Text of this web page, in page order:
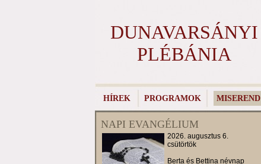
DUNAVARSÁNYI
PLÉBÁNIA
HÍREK PROGRAMOK MISEREND
NAPI EVANGÉLIUM
2026. augusztus 6.
csütörtök
Berta és Bettina névnap